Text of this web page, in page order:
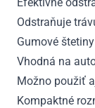
Odstraňuje
Gumové
Vhodná na
Možno použiť
Kompaktné